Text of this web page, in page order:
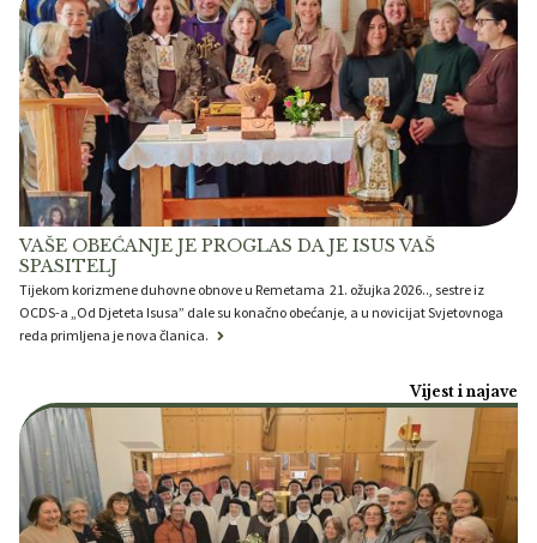
VAŠE OBEĆANJE JE PROGLAS DA JE ISUS VAŠ
SPASITELJ
Tijekom korizmene duhovne obnove u Remetama 21. ožujka 2026.., sestre iz
OCDS-a „Od Djeteta Isusa” dale su konačno obećanje, a u novicijat Svjetovnoga
reda primljena je nova članica.
Vijest i najave